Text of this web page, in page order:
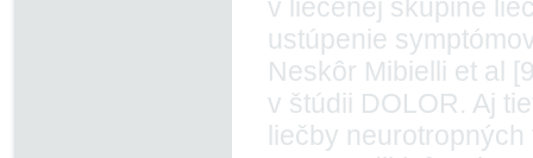
v liečenej skupine
ustúpenie
Neskôr Mibielli et al
v štúdii DOLOR. Aj
liečby